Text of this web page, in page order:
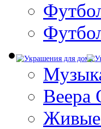
Веера
Живые